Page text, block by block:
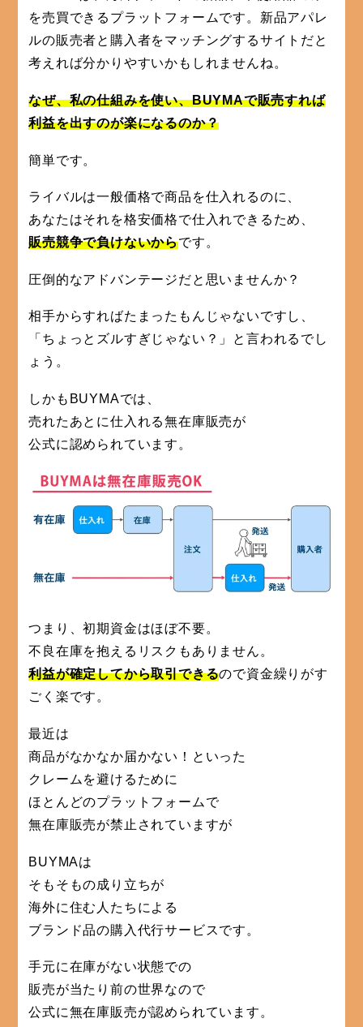
を売買できるプラットフォームです。新品アパレ
ルの販売者と購入者をマッチングするサイトだと
考えれば分かりやすいかもしれませんね。
なぜ、私の仕組みを使い、BUYMAで販売すれば
利益を出すのが楽になるのか？
簡単です。
ライバルは一般価格で商品を仕入れるのに、
あなたはそれを格安価格で仕入れできるため、
販売競争で負けないからです。
圧倒的なアドバンテージだと思いませんか？
相手からすればたまったもんじゃないですし、
「ちょっとズルすぎじゃない？」と言われるでし
ょう。
しかもBUYMAでは、
売れたあとに仕入れる無在庫販売が
公式に認められています。
つまり、初期資金はほぼ不要。
不良在庫を抱えるリスクもありません。
利益が確定してから取引できるので資金繰りがす
ごく楽です。
最近は
商品がなかなか届かない！といった
クレームを避けるために
ほとんどのプラットフォームで
無在庫販売が禁止されていますが
BUYMAは
そもそもの成り立ちが
海外に住む人たちによる
ブランド品の購入代行サービスです。
手元に在庫がない状態での
販売が当たり前の世界なので
公式に無在庫販売が認められています。